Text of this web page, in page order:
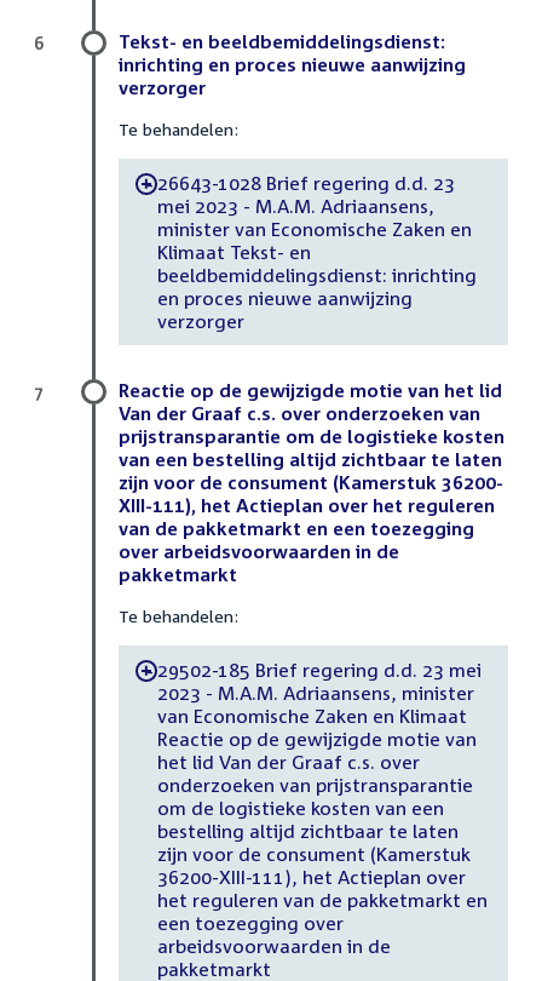
Tekst- en beeldbemiddelingsdienst:
inrichting en proces nieuwe aanwijzing
verzorger
Te behandelen:
-26643-1028 Brief regering d.d. 23
mei 2023 - M.A.M. Adriaansens,
minister van Economische Zaken en
Klimaat Tekst- en
beeldbemiddelingsdienst: inrichting
en proces nieuwe aanwijzing
verzorger
6
Reactie op de gewijzigde motie van het lid
Van der Graaf c.s. over onderzoeken van
prijstransparantie om de logistieke kosten
van een bestelling altijd zichtbaar te laten
zijn voor de consument (Kamerstuk 36200-
XIII-111), het Actieplan over het reguleren
van de pakketmarkt en een toezegging
over arbeidsvoorwaarden in de
pakketmarkt
Te behandelen:
-29502-185 Brief regering d.d. 23 mei
2023 - M.A.M. Adriaansens, minister
van Economische Zaken en Klimaat
Reactie op de gewijzigde motie van
het lid Van der Graaf c.s. over
onderzoeken van prijstransparantie
om de logistieke kosten van een
bestelling altijd zichtbaar te laten
zijn voor de consument (Kamerstuk
36200-XIII-111), het Actieplan over
het reguleren van de pakketmarkt en
een toezegging over
arbeidsvoorwaarden in de
pakketmarkt
7